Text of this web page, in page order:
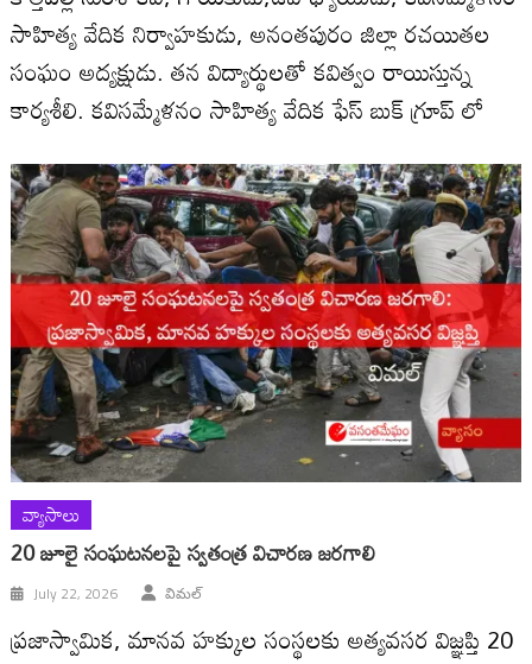
సాహిత్య వేదిక నిర్వాహకుడు, అనంతపురం జిల్లా రచయితల
సంఘం అద్యక్షుడు. తన విద్యార్థులతో కవిత్వం రాయిస్తున్న
కార్యశీలి. కవిసమ్మేళనం సాహిత్య వేదిక ఫేస్ బుక్ గ్రూప్ లో
వ్యాసాలు
20 జూలై సంఘటనలపై స్వతంత్ర విచారణ జరగాలి
July 22, 2026 విమల్
ప్రజాస్వామిక, మానవ హక్కుల సంస్థలకు అత్యవసర విజ్ఞప్తి 20